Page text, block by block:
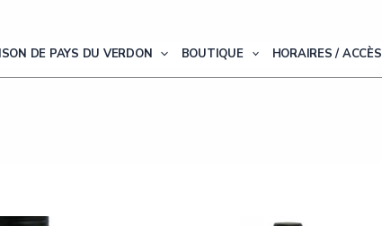
DE PAYS DU VERDON BOUTIQUE HORAIRES / ACCÈS